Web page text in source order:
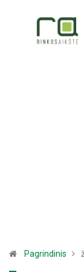
Pagrindinis